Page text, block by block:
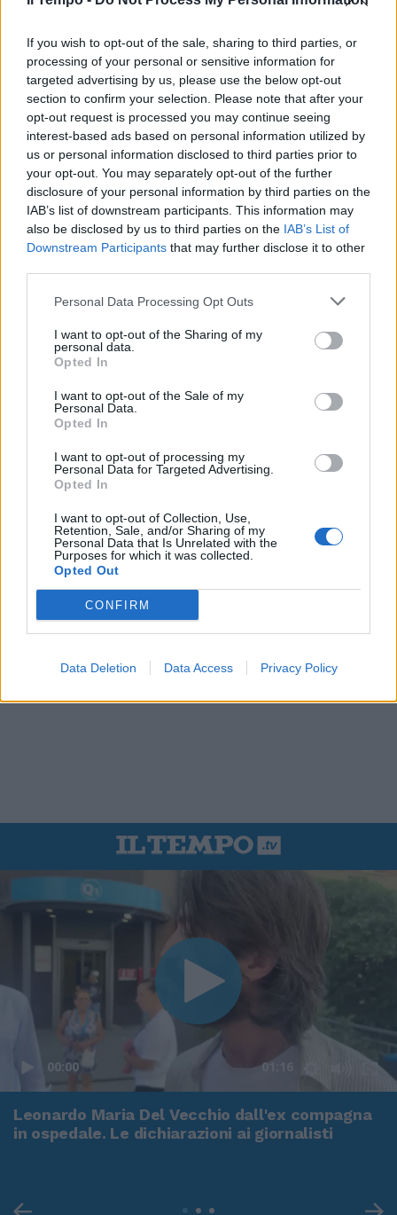
If you wish to opt-out of the sale, sharing to third parties, or
processing of your personal or sensitive information for
targeted advertising by us, please use the below opt-out
section to confirm your selection. Please note that after your
opt-out request is processed you may continue seeing
interest-based ads based on personal information utilized by
us or personal information disclosed to third parties prior to
your opt-out. You may separately opt-out of the further
disclosure of your personal information by third parties on the
IAB’s list of downstream participants. This information may
also be disclosed by us to third parties on the IAB’s List of
Downstream Participants that may further disclose it to other
Personal Data Processing Opt Outs
I want to opt-out of the Sharing of my
personal data.
Opted In
I want to opt-out of the Sale of my
Personal Data.
Opted In
I want to opt-out of processing my
Personal Data for Targeted Advertising.
Opted In
I want to opt-out of Collection, Use,
Retention, Sale, and/or Sharing of my
Personal Data that Is Unrelated with the
Purposes for which it was collected.
Opted Out
CONFIRM
Data Deletion Data Access Privacy Policy
00:00 01:16
Leonardo Maria Del Vecchio dall'ex compagna
in ospedale. Le dichiarazioni ai giornalisti